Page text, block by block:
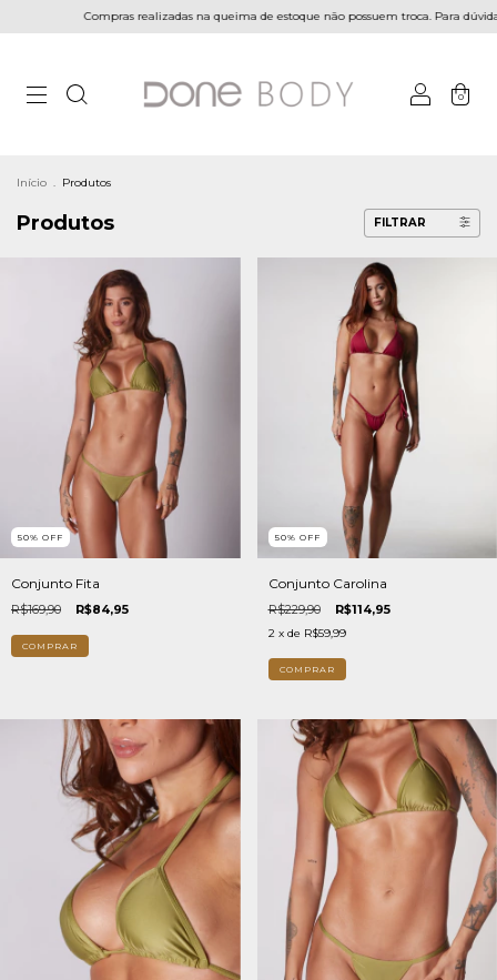
realizadas na queima de estoque não possuem troca. Para dúvidas, contatar
0
Início . Produtos
Produtos FILTRAR
50% OFF
Conjunto Fita
R$169,90 R$84,95
COMPRAR
50% OFF
Conjunto Carolina
R$229,90 R$114,95
2 x de R$59,99
COMPRAR